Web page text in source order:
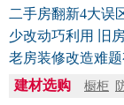
二手房翻新4大误
少改动巧利用 旧
老房装修改造难题
建材选购
橱柜